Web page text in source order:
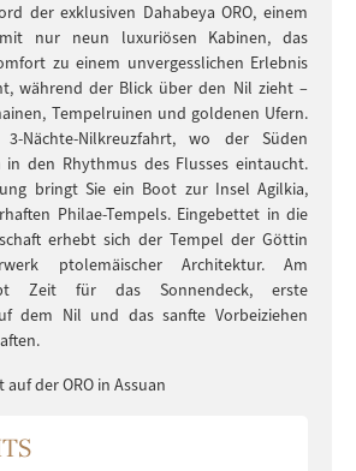
der exklusiven Dahabeya ORO, einem
nur neun luxuriösen Kabinen, das
zu einem unvergesslichen Erlebnis
während der Blick über den Nil zieht –
Tempelruinen und goldenen Ufern.
Nächte-Nilkreuzfahrt, wo der Süden
in den Rhythmus des Flusses eintaucht.
bringt Sie ein Boot zur Insel Agilkia,
Philae-Tempels. Eingebettet in die
erhebt sich der Tempel der Göttin
ptolemäischer Architektur. Am
Zeit für das Sonnendeck, erste
dem Nil und das sanfte Vorbeiziehen
auf der ORO in Assuan